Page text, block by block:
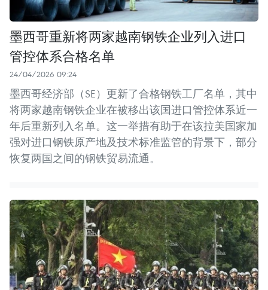
墨西哥重新将两家越南钢铁企业列入进口
管控体系合格名单
24/04/2026 09:24
墨西哥经济部（SE）更新了合格钢铁工厂名单，其中
将两家越南钢铁企业在被移出该国进口管控体系近一
年后重新列入名单。这一举措有助于在该拉美国家加
强对进口钢铁原产地及技术标准监管的背景下，部分
恢复两国之间的钢铁贸易流通。